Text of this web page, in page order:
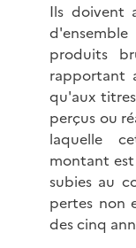
Ils doivent
produits
rapportant
qu'aux
perçus ou
laquelle
montant
subies au
pertes non
des cinq